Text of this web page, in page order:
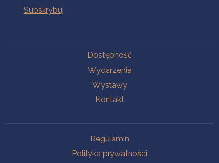
Dostępność
Wydarzenia
Wystawy
Kontakt
Regulamin
Polityka prywatności